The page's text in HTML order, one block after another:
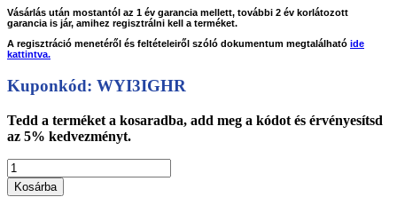
Vásárlás után mostantól az 1 év garancia mellett, további 2 év korlátozott
garancia is jár, amihez regisztrálni kell a terméket.
A regisztráció menetéről és feltételeiről szóló dokumentum megtalálható ide
kattintva.
Kuponkód: WYI3IGHR
Tedd a terméket a kosaradba, add meg a kódot és érvényesítsd
az 5% kedvezményt.
Kosárba